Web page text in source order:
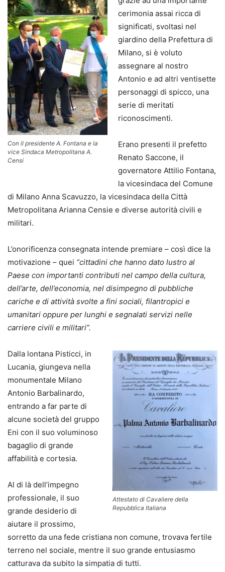
Con il presidente A. Fontana e la
vice Sindaca Metropolitana A.
Censi
cerimonia assai ricca di
significati, svoltasi nel
giardino della Prefettura di
Milano, si è voluto
assegnare al nostro
Antonio e ad altri ventisette
personaggi di spicco, una
serie di meritati
riconoscimenti.
Erano presenti il prefetto
Renato Saccone, il
governatore Attilio Fontana,
la vicesindaca del Comune
di Milano Anna Scavuzzo, la vicesindaca della Città
Metropolitana Arianna Censie e diverse autorità civili e
militari.
L’onorificenza consegnata intende premiare – così dice la
motivazione – quei “cittadini che hanno dato lustro al
Paese con importanti contributi nel campo della cultura,
dell’arte, dell’economia, nel disimpegno di pubbliche
cariche e di attività svolte a fini sociali, filantropici e
umanitari oppure per lunghi e segnalati servizi nelle
carriere civili e militari”.
Attestato di Cavaliere della
Repubblica Italiana
Dalla lontana Pisticci, in
Lucania, giungeva nella
monumentale Milano
Antonio Barbalinardo,
entrando a far parte di
alcune società del gruppo
Eni con il suo voluminoso
bagaglio di grande
affabilità e cortesia.
Al di là dell’impegno
professionale, il suo
grande desiderio di
aiutare il prossimo,
sorretto da una fede cristiana non comune, trovava fertile
terreno nel sociale, mentre il suo grande entusiasmo
catturava da subito la simpatia di tutti.